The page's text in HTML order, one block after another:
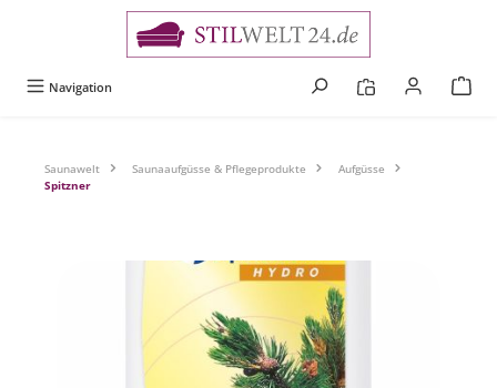
Navigation
Saunawelt Saunaaufgüsse & Pflegeprodukte
Aufgüsse
Spitzner
Bildergalerie überspringen